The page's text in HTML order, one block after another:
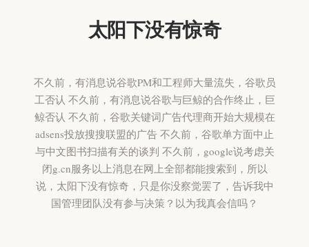
太阳下没有惊奇
不久前，有消息说谷歌PM和工程师大量流失，谷歌员
工否认 不久前，有消息说谷歌与巨鲸的合作终止，巨
鲸否认 不久前，谷歌关键词广告代理商开始大规模在
adsens投放搜搜联盟的广告 不久前，谷歌单方面中止
与中文图书扫描有关的谈判 不久前，google说考虑关
闭g.cn服务以上消息在网上全部都能搜索到，所以
说，太阳下没有惊奇，只是你没察觉罢了，告诉我中
国管理团队没有参与决策？以为我真会信吗？